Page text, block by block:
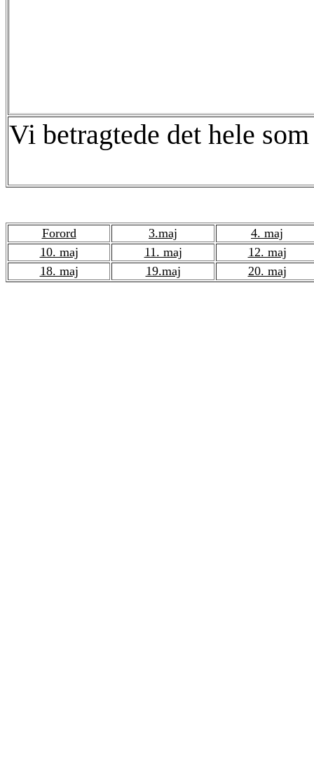
Vi betragtede det hele
Forord 3.maj
4. maj
10. maj
11. maj
12. maj
18. maj
19.maj 20. maj